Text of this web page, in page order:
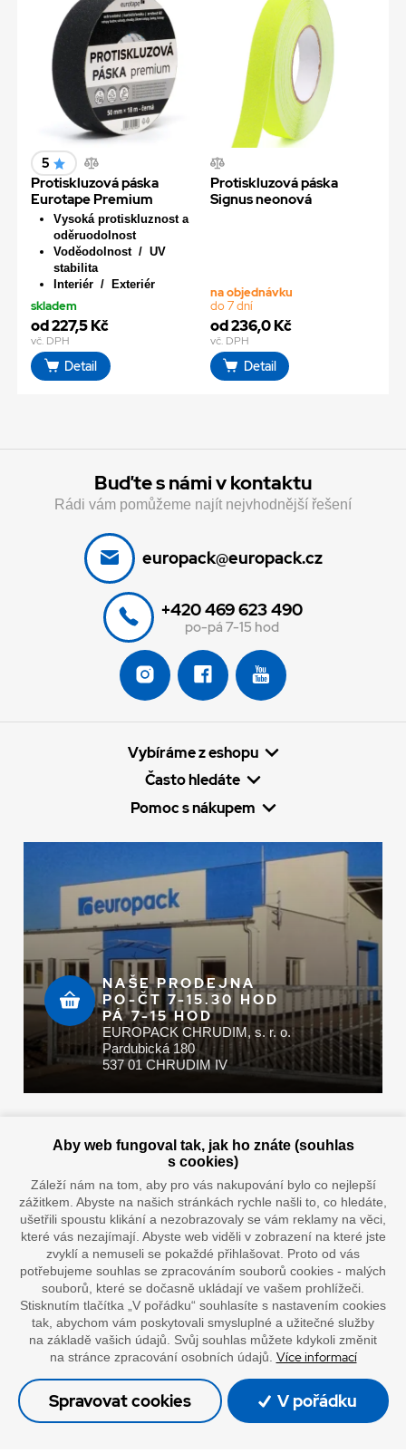
Celkem:
0Kč s DPH
Kč bez DPH
DO KOŠÍKU
5
Protiskluzová páska
Eurotape Premium
Vysoká protiskluznost a
oděruodolnost
Voděodolnost / UV
stabilita
Interiér / Exteriér
skladem
od 227,5 Kč
vč. DPH
Detail
Protiskluzová páska
Signus neonová
na objednávku
do 7 dní
od 236,0 Kč
vč. DPH
Detail
Buďte s námi v kontaktu
Rádi vám pomůžeme najít nejvhodnější řešení
europack@europack.cz
+420 469 623 490
po-pá 7-15 hod
Vybíráme z eshopu
Často hledáte
Pomoc s nákupem
NAŠE PRODEJNA
PO-ČT 7-15.30 HOD
PÁ 7-15 HOD
EUROPACK CHRUDIM, s. r. o.
Pardubická 180
537 01 CHRUDIM IV
Doprava vaším oblíbeným dopravcem
”Lepíme s jistotou”
© Oficiální stránky společnosti Europack
Aby web fungoval tak, jak ho znáte (souhlas
s cookies)
Záleží nám na tom, aby pro vás nakupování bylo co nejlepší
zážitkem. Abyste na našich stránkách rychle našli to, co hledáte,
ušetřili spoustu klikání a nezobrazovaly se vám reklamy na věci,
které vás nezajímají. Abyste web viděli v zobrazení na které jste
zvyklí a nemuseli se pokaždé přihlašovat. Proto od vás
potřebujeme souhlas se zpracováním souborů cookies - malých
souborů, které se dočasně ukládají ve vašem prohlížeči.
Stisknutím tlačítka „V pořádku“ souhlasíte s nastavením cookies
tak, abychom vám poskytovali smysluplné a užitečné služby
na základě vašich údajů. Svůj souhlas můžete kdykoli změnit
na stránce zpracování osobních údajů. Více informací
Spravovat cookies V pořádku